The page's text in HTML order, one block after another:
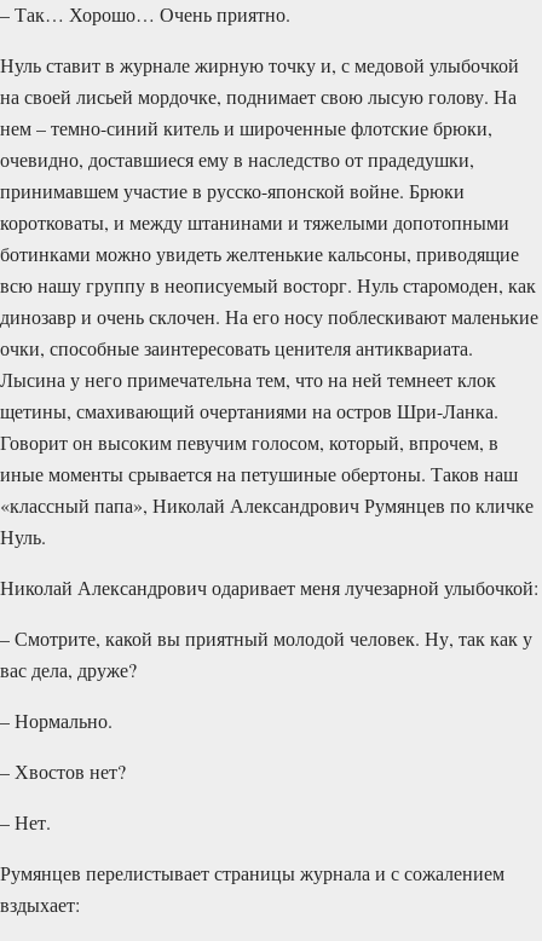
– Так… Хорошо… Очень приятно.
Нуль ставит в журнале жирную точку и, с медовой улы­бочкой
на своей лисьей мордочке, поднимает свою лысую голову. На
нем – темно-синий китель и широченные флотские брюки,
очевидно, до­став­шиеся ему в наследство от прадедушки,
принимавшем участие в русско-японской войне. Брюки
коротковаты, и между штанинами и тяжелыми допотоп­ными
ботинками можно увидеть желтенькие кальсоны, приводящие
всю нашу группу в неописуемый восторг. Нуль старомоден, как
динозавр и очень склочен. На его носу поблескивают маленькие
очки, способные заинтересовать ценителя антиква­ри­ата.
Лысина у него примечательна тем, что на ней темнеет клок
щетины, смахивающий очертаниями на остров Шри-Ланка.
Говорит он высоким певучим голосом, который, впрочем, в
иные моменты срывается на петушиные обертоны. Таков наш
«классный папа», Николай Александрович Румянцев по кличке
Нуль.
Николай Александрович одаривает меня лучезарной улыбочкой:
– Смотрите, какой вы приятный молодой человек. Ну, так как у
вас дела, друже?
– Нормально.
– Хвостов нет?
– Нет.
Румянцев перелистывает страницы журнала и с сожалением
вздыхает: